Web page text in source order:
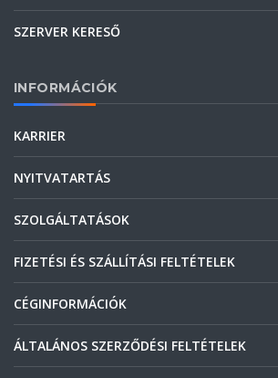
SZERVER KERESŐ
INFORMÁCIÓK
KARRIER
NYITVATARTÁS
SZOLGÁLTATÁSOK
FIZETÉSI ÉS SZÁLLÍTÁSI FELTÉTELEK
CÉGINFORMÁCIÓK
ÁLTALÁNOS SZERZŐDÉSI FELTÉTELEK